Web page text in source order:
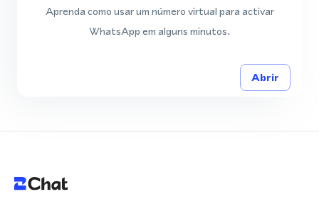
Aprenda como usar um número virtual para activar
WhatsApp em alguns minutos.
Abrir